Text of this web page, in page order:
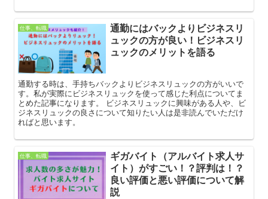
仕事、転職
通勤にはバックよりビジネスリ
ュックの方が良い！ビジネスリ
ュックのメリットを語る
通勤する時は、手持ちバックよりビジネスリュックの方がいいで
す。私が実際にビジネスリュックを使って感じた利点についてま
とめた記事になります。 ビジネスリュックに興味がある人や、ビ
ジネスリュックの良さについて知りたい人は是非読んでいただけ
ればと思います。
仕事、転職
ギガバイト（アルバイト求人サ
イト）がすごい！？評判は！？
良い評価と悪い評価について解
説